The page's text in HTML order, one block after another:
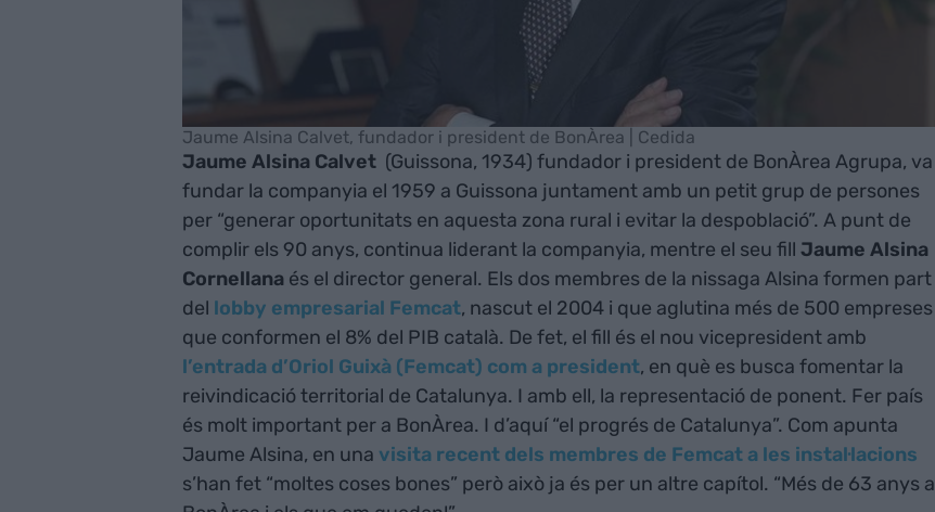
Jaume Alsina Calvet, fundador i president de BonÀrea | Cedida
Jaume Alsina Calvet(Guissona, 1934) fundador i president de BonÀrea Agrupa, va
fundar la companyia el 1959 a Guissona juntament amb un petit grup de persones
per “generar oportunitats en aquesta zona rural i evitar la despoblació”. A punt de
complir els 90 anys, continua liderant la companyia, mentre el seu fill Jaume Alsina
Cornellanaés el director general. Els dos membres de la nissaga Alsina formen part
del lobby empresarial Femcat, nascut el 2004 i que aglutina més de 500 empreses
que conformen el 8% del PIB català. De fet, el fill és el nou vicepresident amb
l’entrada d’Oriol Guixà (Femcat) com a president, en què es busca fomentar la
reivindicació territorial de Catalunya. I amb ell, la representació de ponent. Fer país
és molt important per a BonÀrea. I d’aquí “el progrés de Catalunya”. Com apunta
Jaume Alsina, en una visita recent dels membres de Femcat a les instal·lacions
s’han fet “moltes coses bones” però això ja és per un altre capítol. “Més de 63 anys a